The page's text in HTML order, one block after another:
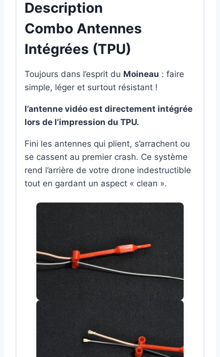
Description
Combo Antennes
Intégrées (TPU)
Toujours dans l’esprit du Moineau : faire
simple, léger et surtout résistant !
l’antenne vidéo est directement intégrée
lors de l’impression du TPU.
Fini les antennes qui plient, s’arrachent ou
se cassent au premier crash. Ce système
rend l’arrière de votre drone indestructible
tout en gardant un aspect « clean ».